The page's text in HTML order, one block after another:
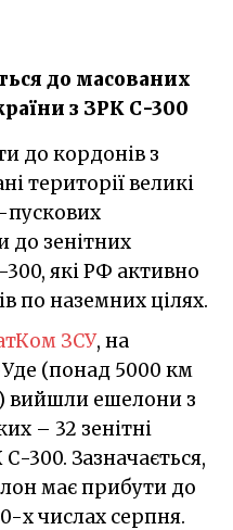
до масованих
з ЗРК С-300
території великі
пускових
до зенітних
які РФ активно
по наземних цілях.
ЗСУ, на
(понад 5000 км
вийшли ешелони з
– 32 зенітні
300. Зазначається,
має прибути до
х числах серпня.